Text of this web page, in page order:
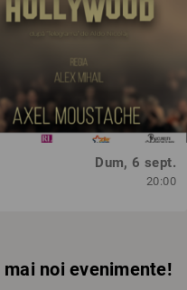
Dum, 6 sept.
20:00
noi evenimente!